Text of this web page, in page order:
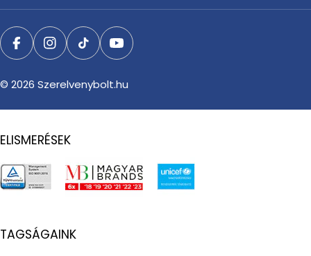
FacebookInstagram
TikTokYouTube
© 2026 Szerelvenybolt.hu
ELISMERÉSEK
TAGSÁGAINK